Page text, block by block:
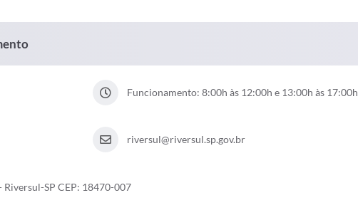
Funcionamento: 8:00h às 12:00h e 13:00h às 17:00h
riversul@riversul.sp.gov.br
SP CEP: 18470-007